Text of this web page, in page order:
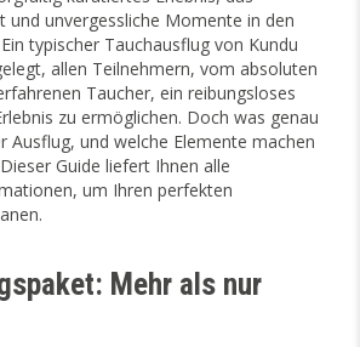
und unvergessliche Momente in den
typischer Tauchausflug von Kundu
allen Teilnehmern, vom absoluten
Taucher, ein reibungsloses
zu ermöglichen. Doch was genau
Ausflug, und welche Elemente machen
Guide liefert Ihnen alle
um Ihren perfekten
Mehr als nur